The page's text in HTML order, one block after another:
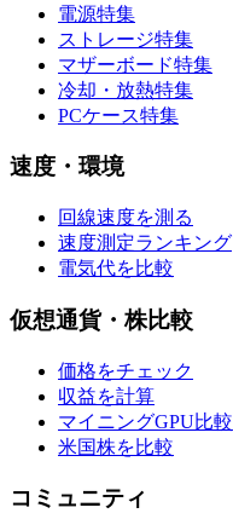
電源特集
ストレージ特集
マザーボード特集
冷却・放熱特集
PCケース特集
速度・環境
回線速度を測る
速度測定ランキング
電気代を比較
仮想通貨・株比較
価格をチェック
収益を計算
マイニングGPU比較
米国株を比較
コミュニティ